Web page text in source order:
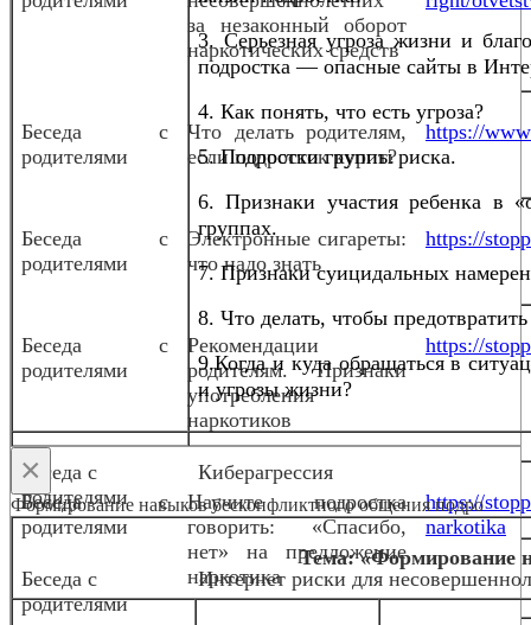
за незаконный оборот
наркотических средств
Беседа с
родителями
Что делать родителям,
если подросток курит?
https://
Беседа с
родителями
Электронные сигареты:
что надо знать
https://
Беседа с
родителями
Рекомендации
родителям. Признаки
употребления
наркотиков
https://
Беседа с
родителями
Научите подростка
говорить: «Спасибо,
нет» на предложение
наркотика
https://
narkotika
3. Серьезная угроза жизни и
подростка — опасные сайты в
4. Как понять, что есть угроза?
5. Подростки группы риска.
6. Признаки участия ребенка в
группах.
7. Признаки суицидальных
8. Что делать, чтобы
9.Когда и куда обращаться в
и угрозы жизни?
Беседа с
родителями
Киберагрессия
Беседа с
родителями
Интернет риски для
×
Формирование навыков бесконфликтного общения подро
Тема: «Формирование